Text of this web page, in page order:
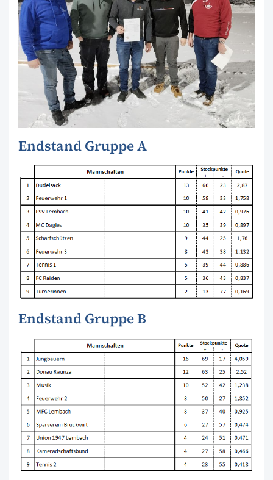
Endstand Gruppe A
Endstand Gruppe B